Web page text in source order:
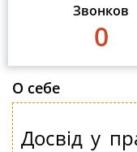
Звонков
0
О себе
Досвід у